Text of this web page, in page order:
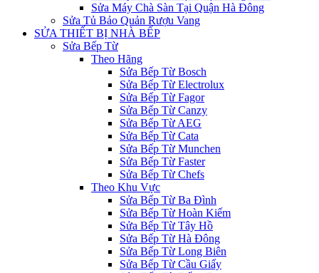
Sửa Máy Chà Sàn Tại Quận Hà Đông
Sửa Tủ Bảo Quản Rượu Vang
SỬA THIẾT BỊ NHÀ BẾP
Sửa Bếp Từ
Theo Hãng
Sửa Bếp Từ Bosch
Sửa Bếp Từ Electrolux
Sửa Bếp Từ Fagor
Sửa Bếp Từ Canzy
Sửa Bếp Từ AEG
Sửa Bếp Từ Cata
Sửa Bếp Từ Munchen
Sửa Bếp Từ Faster
Sửa Bếp Từ Chefs
Theo Khu Vực
Sửa Bếp Từ Ba Đình
Sửa Bếp Từ Hoàn Kiếm
Sửa Bếp Từ Tây Hồ
Sửa Bếp Từ Hà Đông
Sửa Bếp Từ Long Biên
Sửa Bếp Từ Cầu Giấy